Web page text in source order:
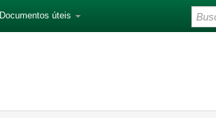
Documentos úteis